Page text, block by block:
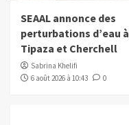
SEAAL annonce des
perturbations d’eau à
Tipaza et Cherchell
Sabrina Khelifi
6 août 2026 à 10:43
0